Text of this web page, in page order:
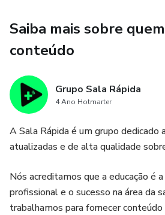
Saiba mais sobre
conteúdo
Grupo Sala Rápida
4 Ano Hotmarter
A Sala Rápida é um grupo dedicado
atualizadas e de alta qualidade
Nós acreditamos que a educação é
profissional e o sucesso na área da
trabalhamos para fornecer